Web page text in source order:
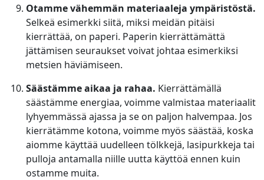
Otamme vähemmän materiaaleja ympäristöstä.
Selkeä esimerkki siitä, miksi meidän pitäisi
kierrättää, on paperi. Paperin kierrättämättä
jättämisen seuraukset voivat johtaa esimerkiksi
metsien häviämiseen.
Säästämme aikaa ja rahaa. Kierrättämällä
säästämme energiaa, voimme valmistaa materiaalit
lyhyemmässä ajassa ja se on paljon halvempaa. Jos
kierrätämme kotona, voimme myös säästää, koska
aiomme käyttää uudelleen tölkkejä, lasipurkkeja tai
pulloja antamalla niille uutta käyttöä ennen kuin
ostamme muita.